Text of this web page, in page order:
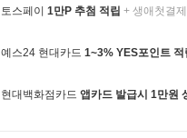
토스페이 1만P 추첨 적립 + 생애첫결
예스24 현대카드 1~3% YES포인트 적
현대백화점카드 앱카드 발급시 1만원